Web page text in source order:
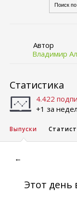
Автор
Владимир
Статистика
4.422
+1 за
Выпуски
←
Этот день